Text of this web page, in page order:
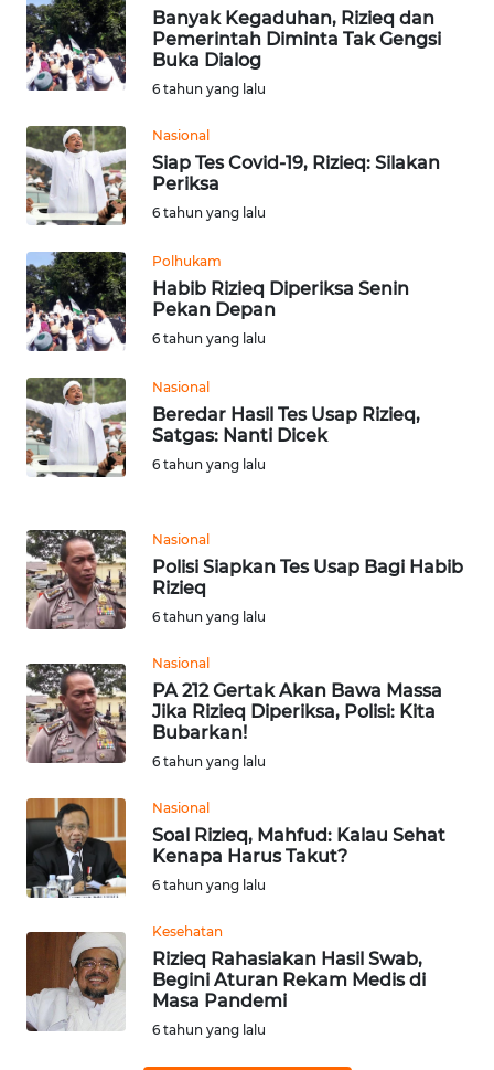
Banyak Kegaduhan, Rizieq dan
Pemerintah Diminta Tak Gengsi
Buka Dialog
6 tahun yang lalu
Nasional
Siap Tes Covid-19, Rizieq: Silakan
Periksa
6 tahun yang lalu
Polhukam
Habib Rizieq Diperiksa Senin
Pekan Depan
6 tahun yang lalu
Nasional
Beredar Hasil Tes Usap Rizieq,
Satgas: Nanti Dicek
6 tahun yang lalu
Nasional
Polisi Siapkan Tes Usap Bagi Habib
Rizieq
6 tahun yang lalu
Nasional
PA 212 Gertak Akan Bawa Massa
Jika Rizieq Diperiksa, Polisi: Kita
Bubarkan!
6 tahun yang lalu
Nasional
Soal Rizieq, Mahfud: Kalau Sehat
Kenapa Harus Takut?
6 tahun yang lalu
Kesehatan
Rizieq Rahasiakan Hasil Swab,
Begini Aturan Rekam Medis di
Masa Pandemi
6 tahun yang lalu
WN
TEBING
TINGGI
WN
PAKPAK
WN
WN
BEKASI
WN
BOGOR
WN
DEPOK
WN
TAPANULI
UTARA
SAMOSIR
WN
PADANG
WN
SUMEDANG
CIANJUR
WN
KEPULAUAN